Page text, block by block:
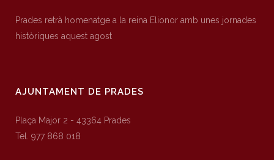
Prades retrà homenatge a la reina Elionor amb unes jornades
històriques aquest agost
AJUNTAMENT DE PRADES
Plaça Major 2 - 43364 Prades
Tel. 977 868 018